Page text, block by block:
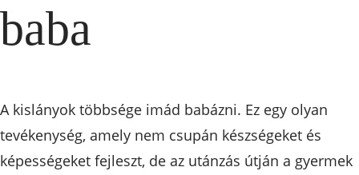
baba
A kislányok többsége imád babázni. Ez egy olyan
tevékenység, amely nem csupán készségeket és
képességeket fejleszt, de az utánzás útján a gyermek